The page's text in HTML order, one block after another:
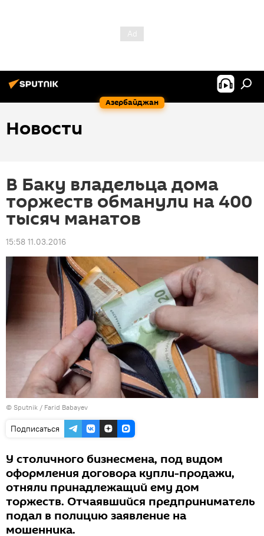
Азербайджан
Новости
В Баку владельца дома
торжеств обманули на 400
тысяч манатов
15:58 11.03.2016
© Sputnik / Farid Babayev
Подписаться
У столичного бизнесмена, под видом
оформления договора купли-продажи,
отняли принадлежащий ему дом
торжеств. Отчаявшийся предприниматель
подал в полицию заявление на
мошенника.